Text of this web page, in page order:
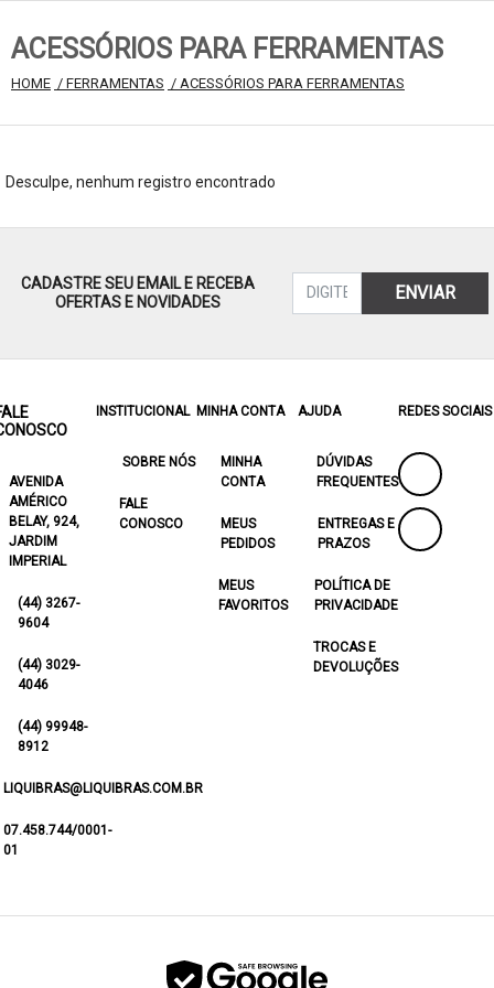
ACESSÓRIOS PARA FERRAMENTAS
HOME / FERRAMENTAS / ACESSÓRIOS PARA FERRAMENTAS
Desculpe, nenhum registro encontrado
CADASTRE SEU EMAIL E RECEBA
OFERTAS E NOVIDADES
ENVIAR
AVENIDA
AMÉRICO
BELAY, 924,
JARDIM
IMPERIAL
(44) 3267-
9604
(44) 3029-
4046
(44) 99948-
8912
LIQUIBRAS@LIQUIBRAS.COM.BR
07.458.744/0001-
01
INSTITUCIONAL
SOBRE NÓS
FALE
CONOSCO
MINHA CONTA
MINHA
CONTA
MEUS
PEDIDOS
MEUS
FAVORITOS
AJUDA
DÚVIDAS
FREQUENTES
ENTREGAS E
PRAZOS
POLÍTICA DE
PRIVACIDADE
TROCAS E
DEVOLUÇÕES
REDES SOCIAIS